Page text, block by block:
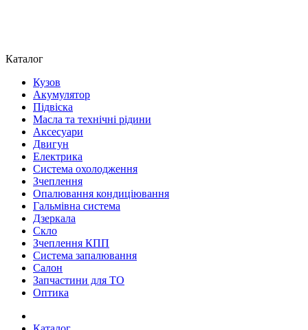
Каталог
Кузов
Акумулятор
Підвіска
Масла та технічні рідини
Аксесуари
Двигун
Електрика
Система охолодження
Зчеплення
Опалювання кондиціювання
Гальмівна система
Дзеркала
Скло
Зчеплення КПП
Система запалювання
Салон
Запчастини для ТО
Оптика